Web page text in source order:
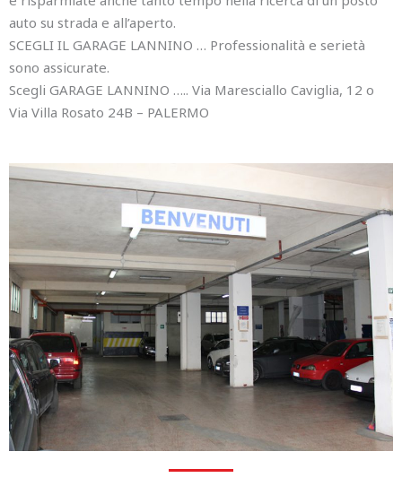
auto su strada e all’aperto.
SCEGLI IL GARAGE LANNINO … Professionalità e serietà
sono assicurate.
Scegli GARAGE LANNINO ….. Via Maresciallo Caviglia, 12 o
Via Villa Rosato 24B – PALERMO